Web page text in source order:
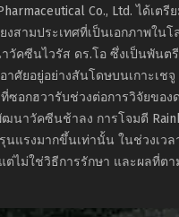
Co., Ltd. ได้เตรี
สามประเทศที่เป็นเอกภาพในโ
คซีนไวรัส ดร.โอ ซึ่งเป็นพันต
ศัยอยู่อย่างสันโดษบนเกาะเช
อกฮวารับช่วงต่อการวิจัยขอ
นาวัคซีนช้าลง การโจมตี
นแรงมากขึ้นเท่านั้น ในช่วงเ
ไม่ใช่วิธีการรักษา และผลที่ต